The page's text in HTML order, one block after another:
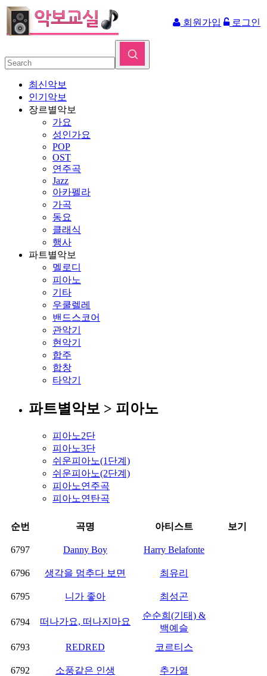
회원가입 로그인
최신악보
인기악보
장르별악보
가요
성인가요
POP
OST
연주곡
Jazz
아카펠라
가곡
동요
클래식
행사
파트별악보
멜로디
피아노
기타
우쿨렐레
밴드스코어
관악기
현악기
합주
합창
타악기
파트별악보 > 피아노
피아노2단
피아노3단
쉬운피아노(1단계)
쉬운피아노(2단계)
피아노연주곡
피아노연탄곡
순번 곡명 아티스트 보기
6797 Danny Boy Harry Belafonte
6796 생각을 멈추다 보면 최유리
6795 니가 좋아 최성곤
6794 떠나가요, 떠나지마요
순순희(기태) &
백예슬
6793
REDRED 코르티스
6792 소풍같은 인생 추가열